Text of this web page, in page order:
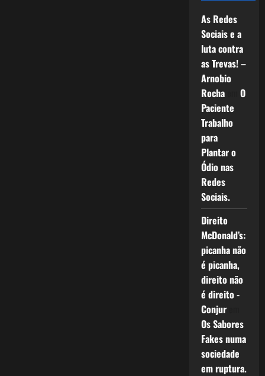
As Redes
Sociais e a
luta contra
as Trevas! –
Arnobio
Rochaem O
Paciente
Trabalho
para
Plantar o
Ódio nas
Redes
Sociais.
Direito
McDonald’s:
picanha não
é picanha,
direito não
é direito -
Conjurem
Os Sabores
Fakes numa
sociedade
em ruptura.